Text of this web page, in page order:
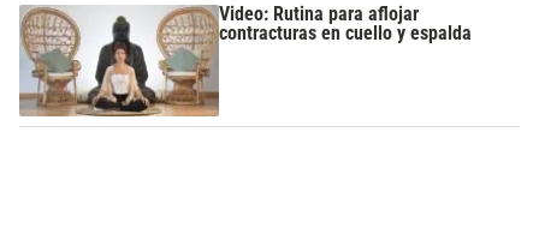
Video: Rutina para aflojar
contracturas en cuello y espalda